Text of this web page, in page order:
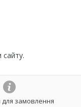
сайту.
для замовлення